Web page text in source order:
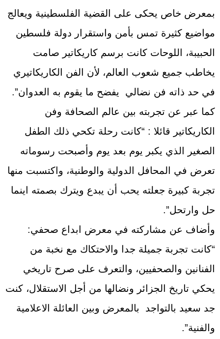
بمعرض خاص يحكى على القضية الفلسطينية ويعالج
مواضيع كثيرة تمس بأمن واستقرار دولة فلسطين
الحبيبة، اللوحات كانت برسم كاريكاتير صامت
يخاطب جميع شعوب العالم، لأن الفن الكاريكاتيري
في حد ذاته فن نضالي يفضح ما يقوم به العدوان”.
كما عبر عن تجربته بين عالم الصحافة وفن
الكاريكاتير قائلا : “كانت رحلة تكحي ذلك الطفل
الصغير الذي يكبر يوم بعد يوم وأصبحت رسوماته
تعرض في المحافل الدولية والوطنية، واكتسبت منها
تجربة كبيرة جعلته يحب أن يبدع ويترك بصمته اينما
حل وارتحل”.
وأضاف عن مشاركته في معرض ابداع صحفي:
“كانت تجربة جميلة جدا والاحتكاك مع نخبة من
الفنانين والصحفيين، والتعرف على صرح تاريخي
يحكي تاريخ الجزائر ونضالها من أجل الاستقلال، كنت
جد سعيد بالتواجد بالمعرض وبين العائلة الاعلامية
والفنية”.